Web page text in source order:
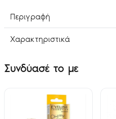
Περιγραφή
Χαρακτηριστικά
Συνδύασέ το με